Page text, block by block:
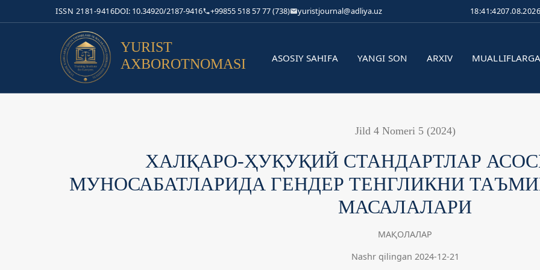
ISSN 2181-9416DOI: 10.34920/2187-9416 +99855 518 57 77 (738) yuristjournal@adliya.uz 18:41:43
YURIST
AXBOROTNOMASI
ASOSIY SAHIFA YANGI SON ARXIV MUALLIFLARGA
Jild 4 Nomeri 5 (2024)
ХАЛҚАРО-ҲУҚУҚИЙ СТАНДАРТЛАР
МУНОСАБАТЛАРИДА ГЕНДЕР ТЕНГЛИКНИ
МАСАЛАЛАРИ
МАҚОЛАЛАР
Nashr qilingan 2024-12-21